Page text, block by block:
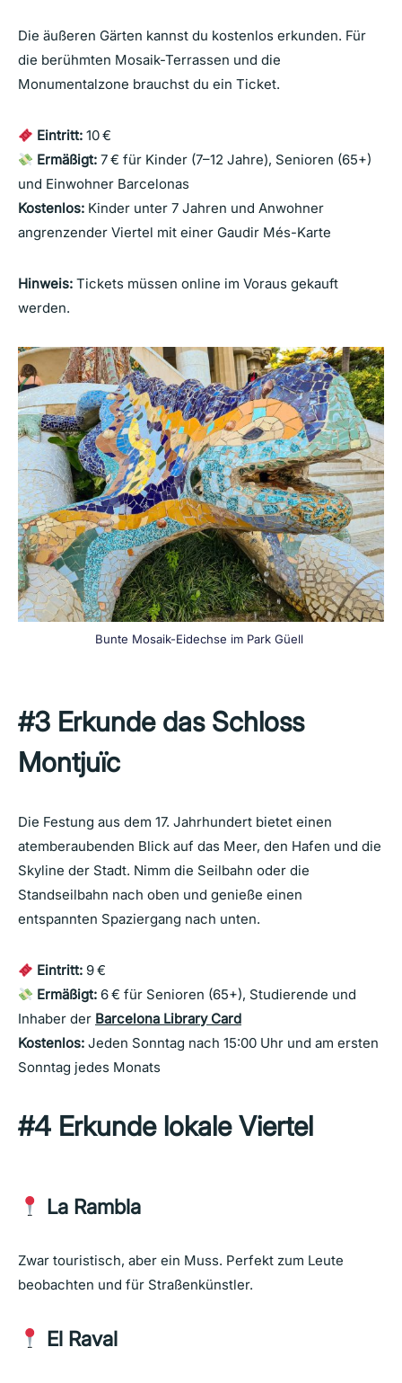
Die äußeren Gärten kannst du kostenlos erkunden. Für
die berühmten Mosaik-Terrassen und die
Monumentalzone brauchst du ein Ticket.
Eintritt: 10 €
Ermäßigt: 7 € für Kinder (7–12 Jahre), Senioren (65+)
und Einwohner Barcelonas
Kostenlos: Kinder unter 7 Jahren und Anwohner
angrenzender Viertel mit einer Gaudir Més-Karte
Hinweis: Tickets müssen online im Voraus gekauft
werden.
Bunte Mosaik-Eidechse im Park Güell
#3 Erkunde das Schloss
Montjuïc
Die Festung aus dem 17. Jahrhundert bietet einen
atemberaubenden Blick auf das Meer, den Hafen und die
Skyline der Stadt. Nimm die Seilbahn oder die
Standseilbahn nach oben und genieße einen
entspannten Spaziergang nach unten.
Eintritt: 9 €
Ermäßigt: 6 € für Senioren (65+), Studierende und
Inhaber der Barcelona Library Card
Kostenlos: Jeden Sonntag nach 15:00 Uhr und am ersten
Sonntag jedes Monats
#4 Erkunde lokale Viertel
La Rambla
Zwar touristisch, aber ein Muss. Perfekt zum Leute
beobachten und für Straßenkünstler.
El Raval